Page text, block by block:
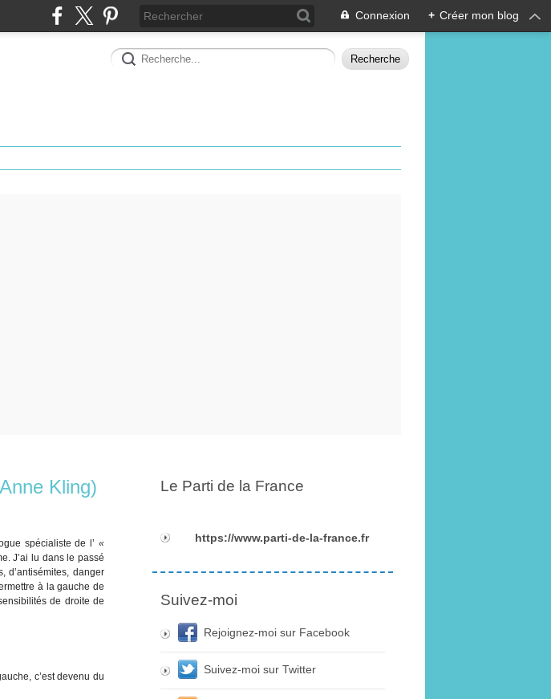
Connexion + Créer mon blog
Kling)
spécialiste de l’«
J’ai lu dans le passé
d’antisémites, danger
à la gauche de
de droite de
c’est devenu du
Le Parti de la France
https://www.parti-de-la-france.fr
Suivez-moi
Rejoignez-moi sur Facebook
Suivez-moi sur Twitter